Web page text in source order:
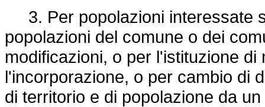
3. Per popolazioni interessate
popolazioni del comune o dei
modificazioni, o per l'istituzione
l'incorporazione, o per cambio di
di territorio e di popolazione da